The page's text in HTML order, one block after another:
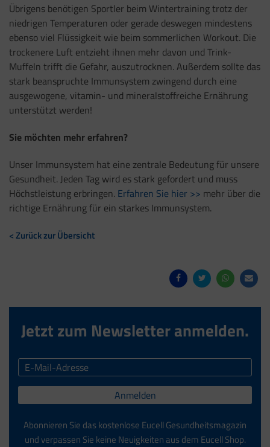
Übrigens benötigen Sportler beim Wintertraining trotz der
niedrigen Temperaturen oder gerade deswegen mindestens
ebenso viel Flüssigkeit wie beim sommerlichen Workout. Die
trockenere Luft entzieht ihnen mehr davon und Trink-
Muffeln trifft die Gefahr, auszutrocknen. Außerdem sollte das
stark beanspruchte Immunsystem zwingend durch eine
ausgewogene, vitamin- und mineralstoffreiche Ernährung
unterstützt werden!
Sie möchten mehr erfahren?
Unser Immunsystem hat eine zentrale Bedeutung für unsere
Gesundheit. Jeden Tag wird es stark gefordert und muss
Höchstleistung erbringen. Erfahren Sie hier >> mehr über die
richtige Ernährung für ein starkes Immunsystem.
< Zurück zur Übersicht
Jetzt zum Newsletter anmelden.
Anmelden
Abonnieren Sie das kostenlose Eucell Gesundheitsmagazin
und verpassen Sie keine Neuigkeiten aus dem Eucell Shop.